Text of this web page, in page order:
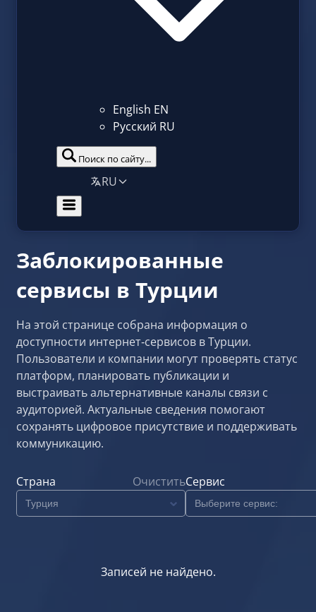
English EN
Русский RU
Поиск по сайту...
RU
Заблокированные
сервисы в Турции
На этой странице собрана информация о
доступности интернет‑сервисов в Турции.
Пользователи и компании могут проверять статус
платформ, планировать публикации и
выстраивать альтернативные каналы связи с
аудиторией. Актуальные сведения помогают
сохранять цифровое присутствие и поддерживать
коммуникацию.
Страна ОчиститьСервис
Записей не найдено.